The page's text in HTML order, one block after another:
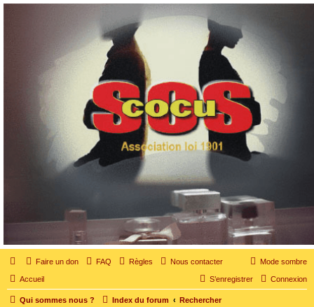
SOS cocu
SOS cocu est une association loi 1901 dont l'objet est le soutien aux victimes d'adultère.
Pouvoir parler, se confier, recevoir un soutien moral pour traverser une situation
personnelle douloureuse
Mode sombre
Faire un don FAQ Règles Nous contacter
Accueil Connexion
S’enregistrer
Qui sommes nous ? Index du forum Rechercher